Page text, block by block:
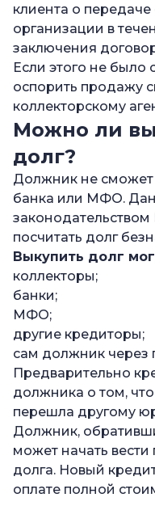
клиента о
организации в
заключения
Если этого не
оспорить продажу
коллекторскому
Можно ли
долг?
Должник не сможет
банка или МФО.
посчитать долг
Выкупить долг
коллекторы;
банки;
МФО;
другие кредиторы;
сам должник через
Предварительно
должника о том,
перешла другому
Должник,
может начать вести
долга. Новый
оплате полной